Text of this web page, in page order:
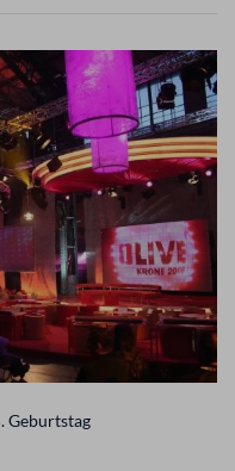
Geburtstag